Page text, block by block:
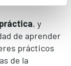
, y
de aprender
prácticos
de la